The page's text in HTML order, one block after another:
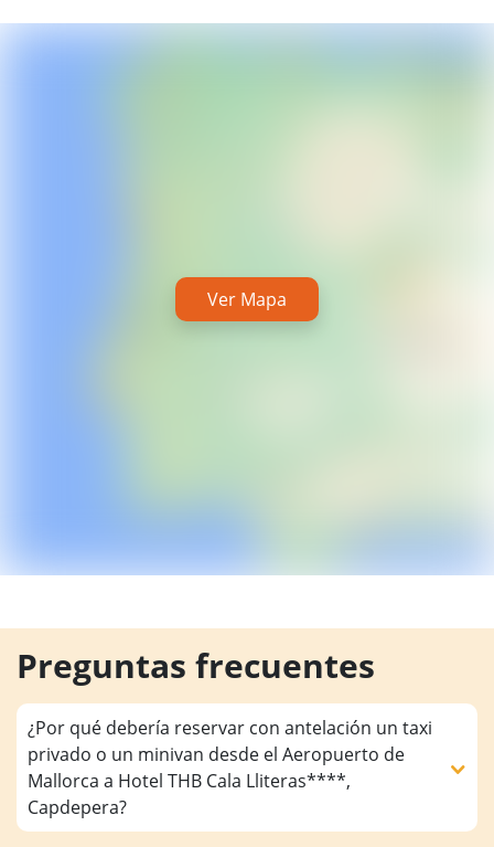
Ver Mapa
Preguntas frecuentes
¿Por qué debería reservar con antelación un taxi
privado o un minivan desde el Aeropuerto de
Mallorca a Hotel THB Cala Lliteras****,
Capdepera?